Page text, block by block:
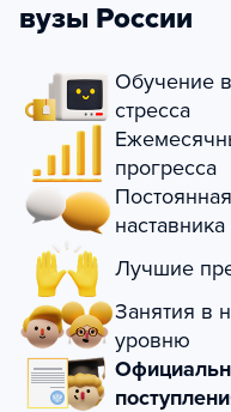
вузы России
Обучение
стресса
прогресса
наставника
Лучшие
Занятия в
уровню